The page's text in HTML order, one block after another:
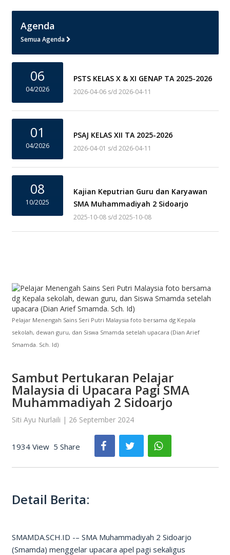
Agenda
Semua Agenda
06
04/2026
PSTS KELAS X & XI GENAP TA 2025-2026
2026-04-06 s/d 2026-04-11
01
04/2026
PSAJ KELAS XII TA 2025-2026
2026-04-01 s/d 2026-04-11
08
10/2025
Kajian Keputrian Guru dan Karyawan
SMA Muhammadiyah 2 Sidoarjo
2025-10-08 s/d 2025-10-08
Pelajar Menengah Sains Seri Putri Malaysia foto bersama dg Kepala
sekolah, dewan guru, dan Siswa Smamda setelah upacara (Dian Arief
Smamda. Sch. Id)
Sambut Pertukaran Pelajar
Malaysia di Upacara Pagi SMA
Muhammadiyah 2 Sidoarjo
Siti Ayu Nurlaili | 26 September 2024
1934 View 5 Share
Detail Berita:
SMAMDA.SCH.ID -– SMA Muhammadiyah 2 Sidoarjo
(Smamda) menggelar upacara apel pagi sekaligus